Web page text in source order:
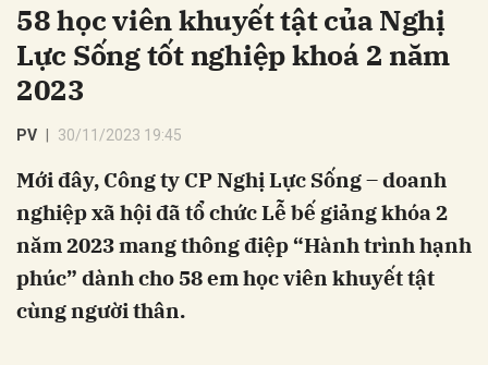
58 học viên khuyết tật của Nghị
Lực Sống tốt nghiệp khoá 2 năm
2023
PV 30/11/2023 19:45
Mới đây, Công ty CP Nghị Lực Sống – doanh
nghiệp xã hội đã tổ chức Lễ bế giảng khóa 2
năm 2023 mang thông điệp “Hành trình hạnh
phúc” dành cho 58 em học viên khuyết tật
cùng người thân.
Hủy Gửi